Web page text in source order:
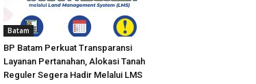
Batam
BP Batam Perkuat Transparansi
Layanan Pertanahan, Alokasi Tanah
Reguler Segera Hadir Melalui LMS